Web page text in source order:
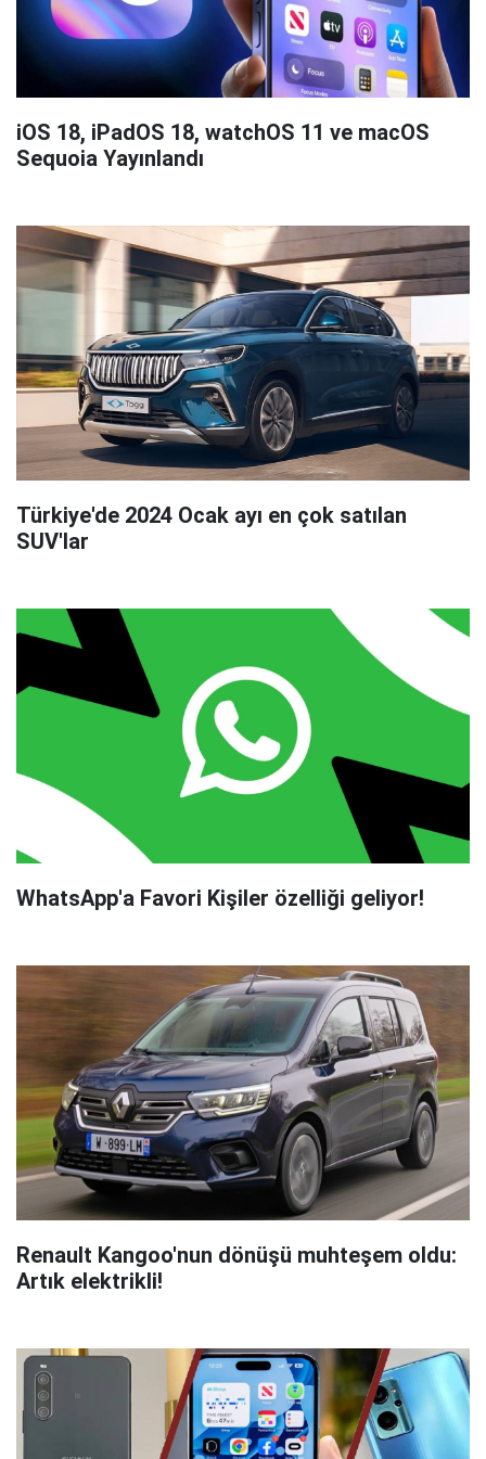
iOS 18, iPadOS 18, watchOS 11 ve macOS
Sequoia Yayınlandı
Türkiye'de 2024 Ocak ayı en çok satılan
SUV'lar
WhatsApp'a Favori Kişiler özelliği geliyor!
Renault Kangoo'nun dönüşü muhteşem oldu:
Artık elektrikli!